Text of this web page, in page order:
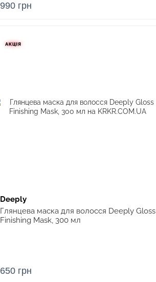
990 грн
Deeply
Глянцева маска для волосся Deeply Gloss
Finishing Mask, 300 мл
650 грн